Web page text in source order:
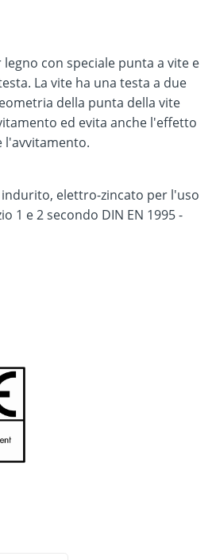
legno con speciale punta a vite e
La vite ha una testa a due
della punta della vite
ed evita anche l'effetto
l'avvitamento.
elettro-zincato per l'uso
1 e 2 secondo DIN EN 1995 -
Europea
la testa ridurre la scheggiatura
impedisce l'avvitamento delle viti